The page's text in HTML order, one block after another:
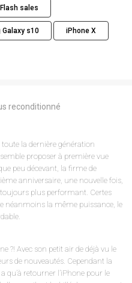
Flash sales
s10 iPhone X
reconditionné
toute la dernière génération
proposer à première vue
peu décevant, la firme de
anniversaire, une nouvelle fois,
plus performant. Certes
néanmoins la même puissance, le
?! Avec son petit air de déjà vu le
de nouveautés. Cependant la
qu’à retourner l’iPhone pour le